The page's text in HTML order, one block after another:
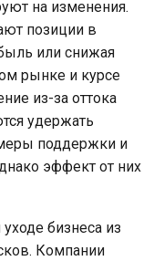
на изменения.
позиции в
или снижая
рынке и курсе
из-за оттока
удержать
поддержки и
эффект от них
бизнеса из
Компании